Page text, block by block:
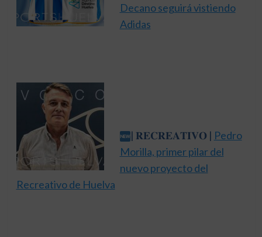
Decano seguirá vistiendo
Adidas
| 𝐑𝐄𝐂𝐑𝐄𝐀𝐓𝐈𝐕𝐎 | Pedro
Morilla, primer pilar del
nuevo proyecto del
Recreativo de Huelva